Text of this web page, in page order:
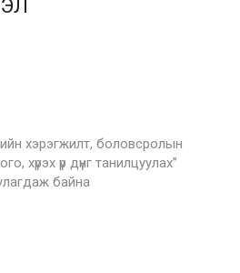
хэрэгжилт, боловсролын
хүрэх үр дүнг танилцуулах”
байна